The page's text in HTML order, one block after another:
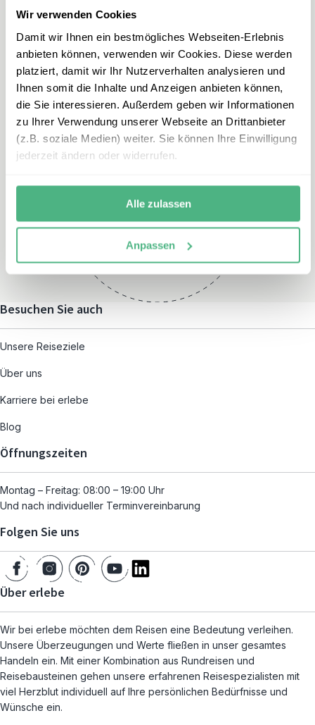
Wir verwenden Cookies
Damit wir Ihnen ein bestmögliches Webseiten-Erlebnis
anbieten können, verwenden wir Cookies. Diese werden
platziert, damit wir Ihr Nutzerverhalten analysieren und
Ihnen somit die Inhalte und Anzeigen anbieten können,
die Sie interessieren. Außerdem geben wir Informationen
zu Ihrer Verwendung unserer Webseite an Drittanbieter
(z.B. soziale Medien) weiter. Sie können Ihre Einwilligung
jederzeit ändern oder widerrufen.
Alle zulassen
Anpassen
E-Mail
nepal@erlebe.de
Montag – Freitag:
und nach individueller
Terminvereinbarung
Besuchen Sie auch
Unsere Reiseziele
Über uns
Karriere bei erlebe
Blog
Öffnungszeiten
Montag – Freitag: 08:00 – 19:00 Uhr
Und nach individueller Terminvereinbarung
Folgen Sie uns
Über erlebe
Wir bei erlebe möchten dem Reisen eine Bedeutung verleihen.
Unsere Überzeugungen und Werte fließen in unser gesamtes
Handeln ein. Mit einer Kombination aus Rundreisen und
Reisebausteinen gehen unsere erfahrenen Reisespezialisten mit
viel Herzblut individuell auf Ihre persönlichen Bedürfnisse und
Wünsche ein.